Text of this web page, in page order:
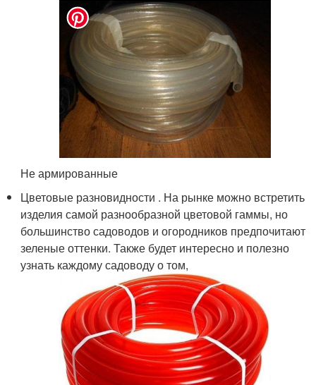
Не армированные
Цветовые разновидности . На рынке можно встретить
изделия самой разнообразной цветовой гаммы, но
большинство садоводов и огородников предпочитают
зеленые оттенки. Также будет интересно и полезно
узнать каждому садоводу о том,